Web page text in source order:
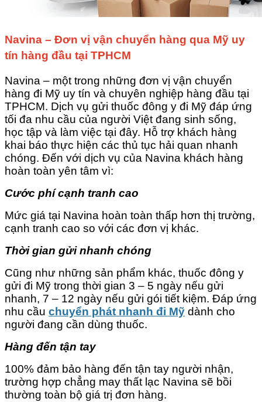
Navina – Đơn vị vận chuyển hàng qua Mỹ uy
tín hàng đầu tại TPHCM
Navina – một trong những đơn vị vận chuyển
hàng đi Mỹ uy tín và chuyên nghiệp hàng đầu tại
TPHCM. Dịch vụ gửi thuốc đông y đi Mỹ đáp ứng
tối đa nhu cầu của người Việt đang sinh sống,
học tập và làm việc tại đây. Hỗ trợ khách hàng
khai báo thực hiện các thủ tục hải quan nhanh
chóng. Đến với dịch vụ của Navina khách hàng
hoàn toàn yên tâm vì:
Cước phí cạnh tranh cao
Mức giá tại Navina hoàn toàn thấp hơn thị trường,
cạnh tranh cao so với các đơn vị khác.
Thời gian gửi nhanh chóng
Cũng như những sản phẩm khác, thuốc đông y
gửi đi Mỹ trong thời gian 3 – 5 ngày nếu gửi
nhanh, 7 – 12 ngày nếu gửi gói tiết kiệm. Đáp ứng
nhu cầu chuyển phát nhanh đi Mỹ dành cho
người đang cần dùng thuốc.
Hàng đến tận tay
100% đảm bảo hàng đến tận tay người nhận,
trường hợp chẳng may thất lạc Navina sẽ bồi
thường toàn bộ giá trị đơn hàng.